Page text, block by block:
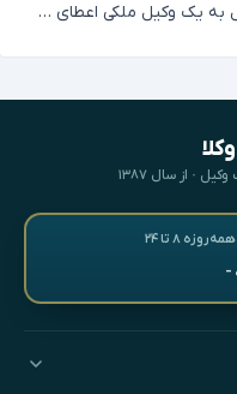
به یک وکیل ملکی اعطای …
· از سال ۱۳۸۷
۸ تا ۲۴